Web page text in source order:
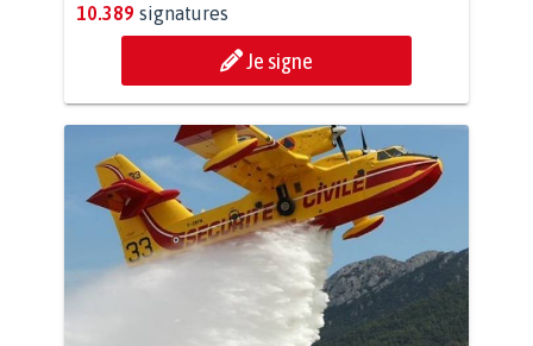
10.389 signatures
Je signe